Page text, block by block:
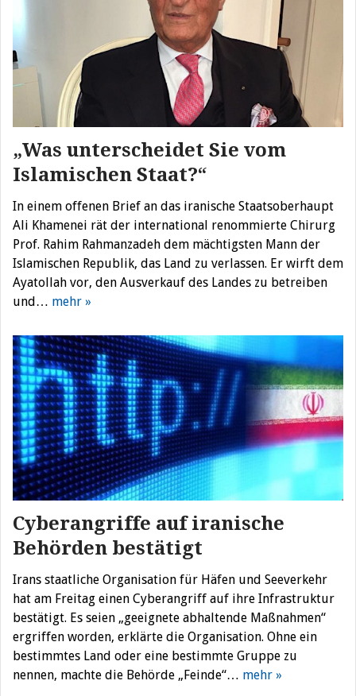
„Was unterscheidet Sie vom
Islamischen Staat?“
In einem offenen Brief an das iranische Staatsoberhaupt
Ali Khamenei rät der international renommierte Chirurg
Prof. Rahim Rahmanzadeh dem mächtigsten Mann der
Islamischen Republik, das Land zu verlassen. Er wirft dem
Ayatollah vor, den Ausverkauf des Landes zu betreiben
und… mehr »
Cyberangriffe auf iranische
Behörden bestätigt
Irans staatliche Organisation für Häfen und Seeverkehr
hat am Freitag einen Cyberangriff auf ihre Infrastruktur
bestätigt. Es seien „geeignete abhaltende Maßnahmen“
ergriffen worden, erklärte die Organisation. Ohne ein
bestimmtes Land oder eine bestimmte Gruppe zu
nennen, machte die Behörde „Feinde“… mehr »